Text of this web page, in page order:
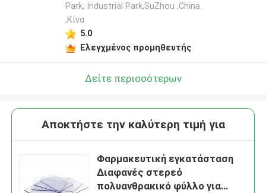
Park, Industrial Park,SuZhou ,China.
,Κίνα
5.0
Ελεγχμένος προμηθευτής
Δείτε περισσότερων
Αποκτήστε την καλύτερη τιμή για
Φαρμακευτική εγκατάσταση
Διαφανές στερεό
πολυανθρακικό φύλλο για